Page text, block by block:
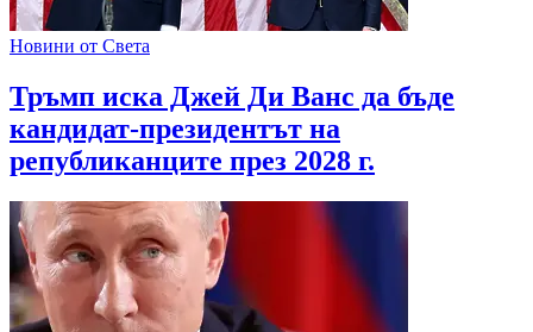
Новини от Света
Тръмп иска Джей Ди Ванс да бъде
кандидат-президентът на
републиканците през 2028 г.